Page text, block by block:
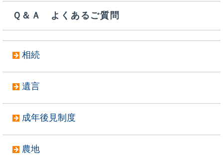
Ｑ＆Ａ よくあるご質問
相続
遺言
成年後見制度
農地